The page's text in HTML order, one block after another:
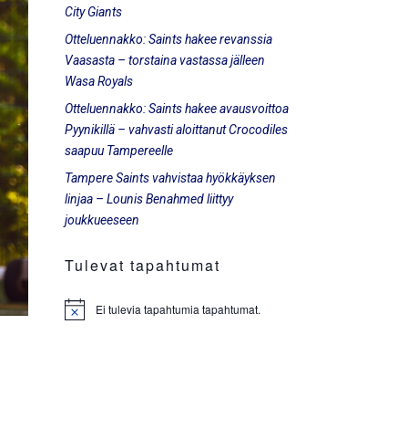
City Giants
Otteluennakko: Saints hakee revanssia
Vaasasta – torstaina vastassa jälleen
Wasa Royals
Otteluennakko: Saints hakee avausvoittoa
Pyynikillä – vahvasti aloittanut Crocodiles
saapuu Tampereelle
Tampere Saints vahvistaa hyökkäyksen
linjaa – Lounis Benahmed liittyy
joukkueeseen
Tulevat tapahtumat
Notice Ei tulevia tapahtumia tapahtumat.